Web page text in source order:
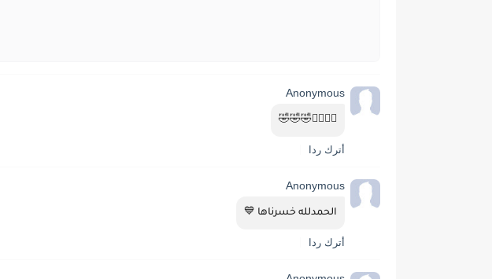
Anonymous
🤦‍♂️🤦‍♂️🤣🤣🤣
أترك ردا
Anonymous
الحمدلله خسرناها 💙
أترك ردا